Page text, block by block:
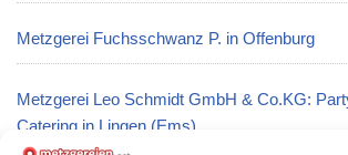
Metzgerei Fuchsschwanz P. in Offenburg
Metzgerei Leo Schmidt GmbH & Co.KG:
Catering in Lingen (Ems)